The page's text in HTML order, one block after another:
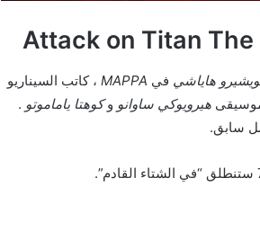
هاياشي في MAPPA ، كاتب السيناريو
هيرويوكي ساوانو وكوهتا ياماموتو .
سابق.